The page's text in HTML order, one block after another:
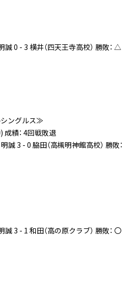
0 - 3 横井（四天王寺高校） 勝敗： △
シングルス≫
績： 4回戦敗退
誠 3 - 0 脇田（高槻明神館高校） 勝敗：
3 - 1 和田（高の原クラブ） 勝敗： 〇